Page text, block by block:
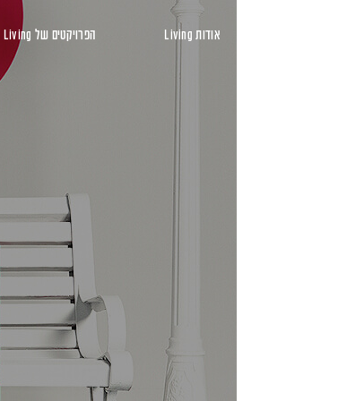
אודות Living הפרויקטים של Living